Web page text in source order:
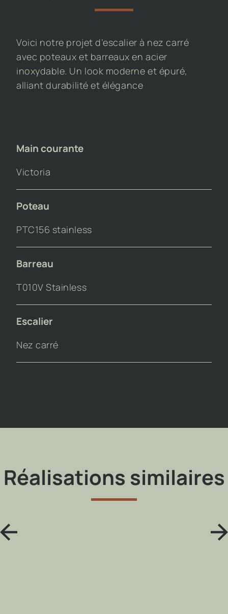
Voici notre projet d’escalier à nez carré
avec poteaux et barreaux en acier
inoxydable. Un look moderne et épuré,
alliant durabilité et élégance
Main courante
Victoria
Poteau
PTC156 stainless
Barreau
T010V Stainless
Escalier
Nez carré
Réalisations similaires